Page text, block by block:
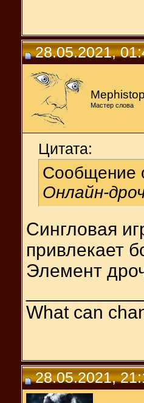
28.05.2021,
Мастер слова
Цитата:
Сообщение
Онлайн-
Сингловая
привлекает
Элемент
What can
28.05.2021,